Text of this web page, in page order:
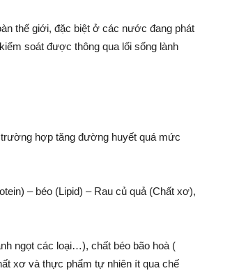
thế giới, đặc biệt ở các nước đang phát
soát được thông qua lối sống lành
hợp tăng đường huyết quá mức
– béo (Lipid) – Rau củ quả (Chất xơ),
ngọt các loại…), chất béo bão hoà (
xơ và thực phẩm tự nhiên ít qua chế